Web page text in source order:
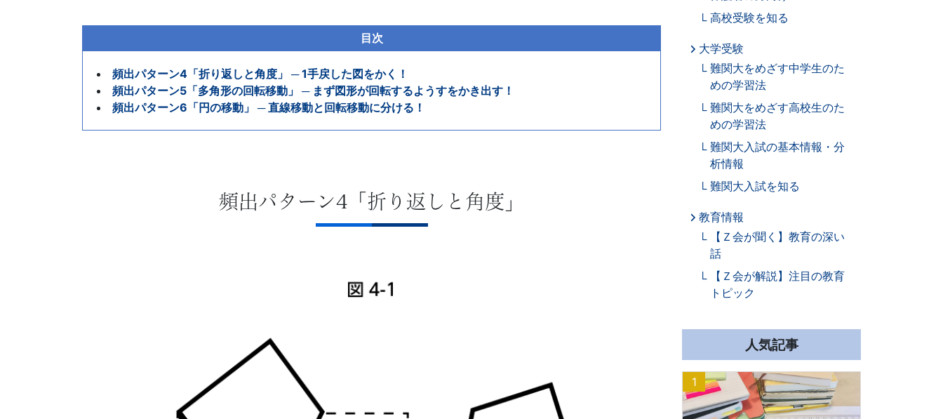
目次
頻出パターン4「折り返しと角度」 ─ 1手戻した図をかく！
頻出パターン5「多角形の回転移動」 ─ まず図形が回転するようすをかき出す！
頻出パターン6「円の移動」 ─ 直線移動と回転移動に分ける！
頻出パターン4「折り返しと角度」
高校受験を知る
大学受験
難関大をめざす中学生のた
めの学習法
難関大をめざす高校生のた
めの学習法
難関大入試の基本情報・分
析情報
難関大入試を知る
教育情報
【Ｚ会が聞く】教育の深い
話
【Ｚ会が解説】注目の教育
トピック
人気記事
1